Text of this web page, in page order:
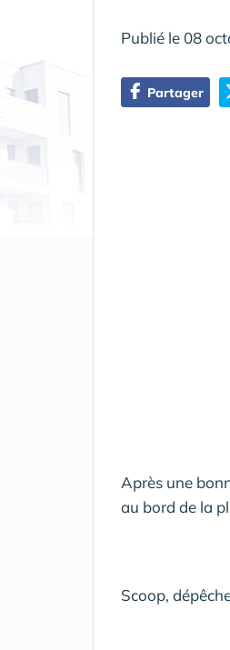
Publié le 08
Partager
Après une
au bord de la
Scoop,